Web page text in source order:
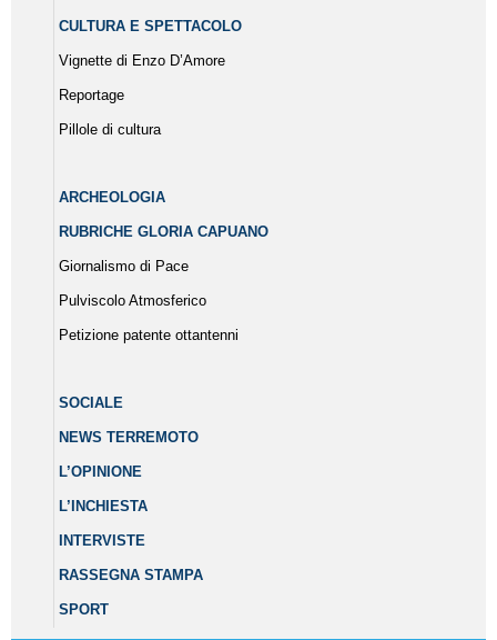
CULTURA E SPETTACOLO
Vignette di Enzo D’Amore
Reportage
Pillole di cultura
ARCHEOLOGIA
RUBRICHE GLORIA CAPUANO
Giornalismo di Pace
Pulviscolo Atmosferico
Petizione patente ottantenni
SOCIALE
NEWS TERREMOTO
L’OPINIONE
L’INCHIESTA
INTERVISTE
RASSEGNA STAMPA
SPORT